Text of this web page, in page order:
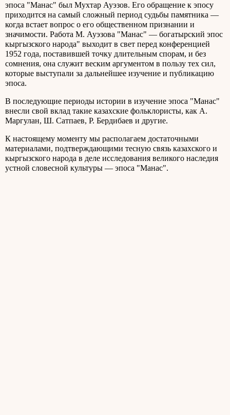
эпоса "Манас" был Мухтар Ауэзов. Его обращение к эпосу
приходится на самый сложный период судьбы памятника —
когда встает вопрос о его общественном признании и
значимости. Работа М. Ауэзова "Манас" — богатырский эпос
кыргызского народа" выходит в свет перед конференцией
1952 года, поставившей точку длительным спорам, и без
сомнения, она служит веским аргументом в пользу тех сил,
которые выступали за дальнейшее изучение и публикацию
эпоса.
В последующие периоды истории в изучение эпоса "Манас"
внесли свой вклад такие казахские фольклористы, как А.
Маргулан, Ш. Сатпаев, Р. Бердибаев и другие.
К настоящему моменту мы располагаем достаточными
материалами, подтверждающими тесную связь казахского и
кыргызского народа в деле исследования великого наследия
устной словесной культуры — эпоса "Манас".